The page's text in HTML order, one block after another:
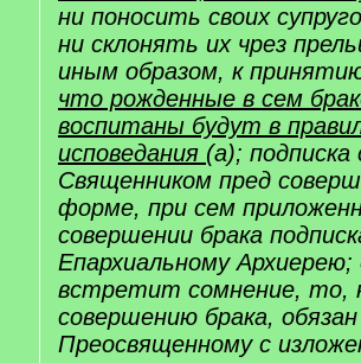
ни поносить своих
ни склонять их чрез
иным образом, к
что рожденные в сем
воспитаны будут в
исповедания (а);
Священником пред
форме, при сем
совершении брака
Епархиальному
встретит сомнение, то,
совершению брака,
Преосвященному с